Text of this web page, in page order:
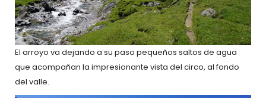
El arroyo va dejando a su paso pequeños saltos de agua
que acompañan la impresionante vista del circo, al fondo
del valle.